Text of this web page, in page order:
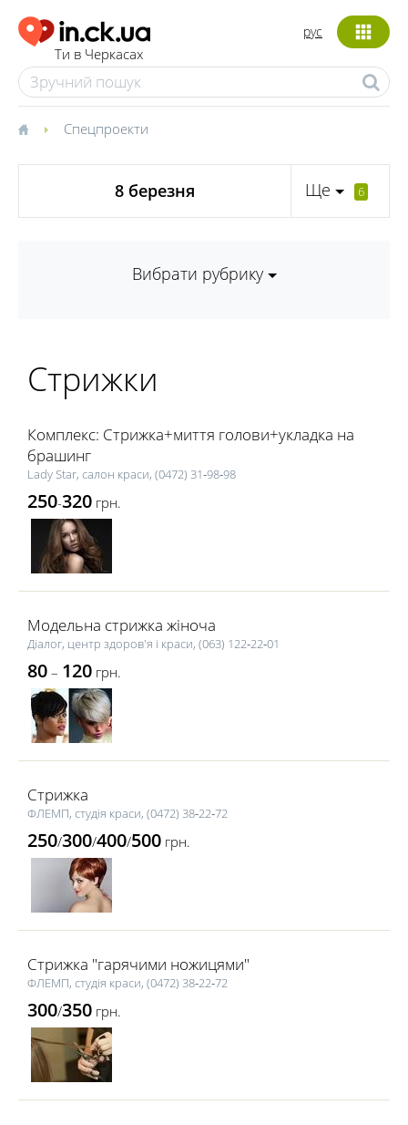
Ти в Черкасах
рус
Спецпроекти
8 березня Ще 6
Вибрати рубрику
Стрижки
Комплекс: Стрижка+миття голови+укладка на
брашинг
Lady Star, салон краси, (0472) 31‑98‑98
250-320 грн.
Модельна стрижка жіноча
Діалог, центр здоров'я і краси, (063) 122‑22‑01
80 – 120 грн.
Стрижка
ФЛЕМП, студія краси, (0472) 38‑22‑72
250/300/400/500 грн.
Стрижка "гарячими ножицями"
ФЛЕМП, студія краси, (0472) 38‑22‑72
300/350 грн.